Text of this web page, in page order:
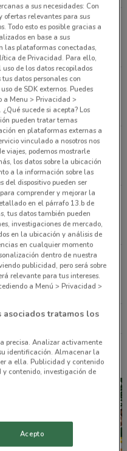
del Valle, Ciudad De
H, Local 52. Col. del
Obrero Mundial, Col.
Col. San Miguel
Piedad, Ciudad De
las tiendas SuperISSSTE
a sus necesidades: Con
ofertas relevantes para sus
Todo esto es posible gracias a
en base a sus
las plataformas conectadas,
de Privacidad. Para ello,
de los datos recopilados
datos personales con
de SDK externos. Puedes
a Menu > Privacidad >
sucede si acepta? Los
pueden tratar temas
en plataformas externas a
vinculado a nosotros nos
viajes, podemos mostrarle
los datos sobre la ubicación
a la información sobre las
del dispositivo pueden ser
comprender y mejorar la
en el párrafo 13.b de
tus datos también pueden
investigaciones de mercado,
en la ubicación y análisis de
en cualquier momento
dentro de nuestra
publicidad, pero será sobre
relevante para tus intereses.
a Menú > Privacidad >
tratamos los
precisa. Analizar activamente
identificación. Almacenar la
a ella. Publicidad y contenido
contenido, investigación de
Acepto